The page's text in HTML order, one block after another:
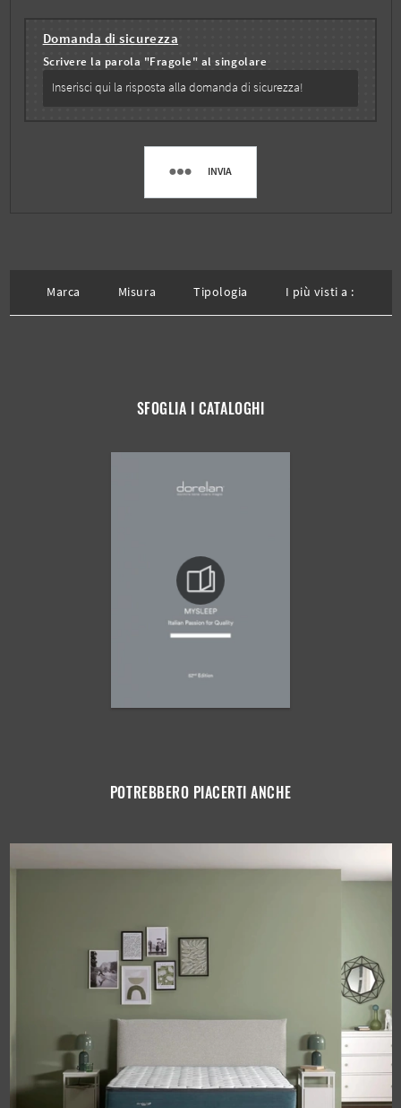
Domanda di sicurezza
Scrivere la parola "Fragole" al singolare
INVIA
Marca Misura Tipologia I più visti a :
SFOGLIA I CATALOGHI
POTREBBERO PIACERTI ANCHE